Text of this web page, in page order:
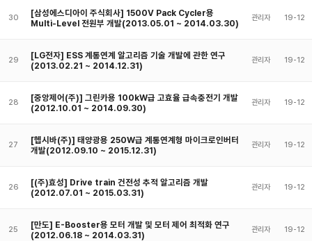
30
[삼성에스디아이 주식회사] 1500V Pack Cycler용
Multi-Level 전원부 개발(2013.05.01 ~ 2014.03.30)
관리자 19-12
29
[LG전자] ESS 계통연계 알고리즘 기술 개발에 관한 연구
(2013.02.21 ~ 2014.12.31)
관리자 19-12
28
[중앙제어(주)] 그린카용 100kW급 고효율 급속충전기 개발
(2012.10.01 ~ 2014.09.30)
관리자 19-12
27
[헵시바(주)] 태양광용 250W급 계통연계형 마이크로인버터
개발(2012.09.10 ~ 2015.12.31)
관리자 19-12
26
[(주)효성] Drive train 건전성 추적 알고리즘 개발
(2012.07.01 ~ 2015.03.31)
관리자 19-12
25
[만도] E-Booster용 모터 개발 및 모터 제어 최적화 연구
(2012.06.18 ~ 2014.03.31)
관리자 19-12